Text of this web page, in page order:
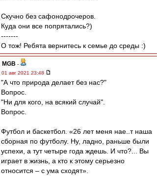
Скучно без сафонодрочеров.
Куда они все попрятались?)
-------
О тож! Ребята вернитесь к семье до среды :)
MGB -
01 авг 2021 23:48
"А что природа делает без нас?"
Вопрос.
"Ни для кого, на всякий случай".
Вопрос.
Футбол и баскетбол. «26 лет меня нае..т наша
сборная по футболу. Ну, ладно, раньше были
успехи, а тут четыре года ждешь. И что?... Вы
играет в жизнь, а кто к этому серьезно
относится – с ума сходят».